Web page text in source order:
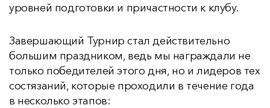
уровней подготовки и причастности к клубу.
Завершающий Турнир стал действительно
большим праздником, ведь мы награждали не
только победителей этого дня, но и лидеров тех
состязаний, которые проходили в течение года
в несколько этапов: